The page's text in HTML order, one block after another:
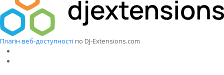
Плагін веб-доступності по DJ-Extensions.com